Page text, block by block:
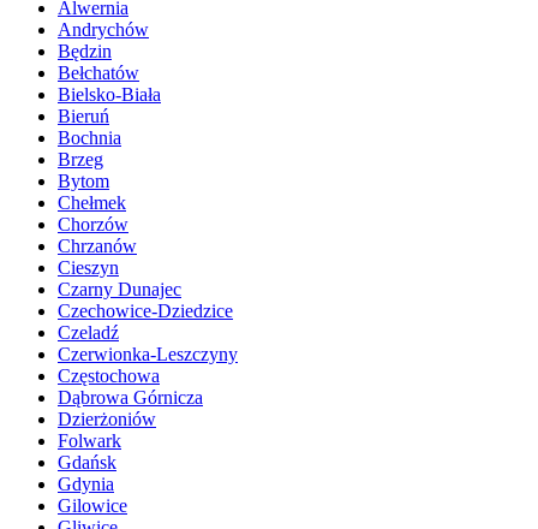
Alwernia
Andrychów
Będzin
Bełchatów
Bielsko-Biała
Bieruń
Bochnia
Brzeg
Bytom
Chełmek
Chorzów
Chrzanów
Cieszyn
Czarny Dunajec
Czechowice-Dziedzice
Czeladź
Czerwionka-Leszczyny
Częstochowa
Dąbrowa Górnicza
Dzierżoniów
Folwark
Gdańsk
Gdynia
Gilowice